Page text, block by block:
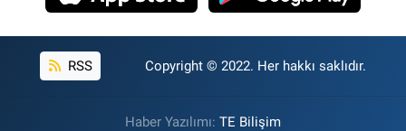
RSS Copyright © 2022. Her hakkı saklıdır.
Haber Yazılımı: TE Bilişim